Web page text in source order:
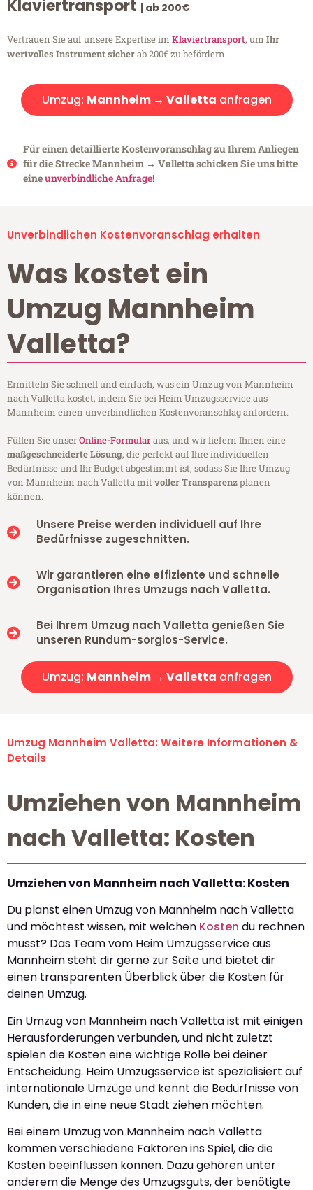
Klaviertransport | ab 200€
Vertrauen Sie auf unsere Expertise im Klaviertransport, um Ihr
wertvolles Instrument sicherab 200€ zu befördern.
Umzug: Mannheim → Valletta anfragen
Für einen detaillierte Kostenvoranschlag zu Ihrem Anliegen
für die Strecke Mannheim → Valletta schicken Sie uns bitte
eineunverbindliche Anfrage!
Unverbindlichen Kostenvoranschlag erhalten
Was kostet ein
Umzug Mannheim
Valletta?
Ermitteln Sie schnell und einfach, was ein Umzug von Mannheim
nach Valletta kostet, indem Sie bei Heim Umzugsservice aus
Mannheim einen unverbindlichen Kostenvoranschlag anfordern.
Füllen Sie unserOnline-Formularaus, und wir liefern Ihnen eine
maßgeschneiderte Lösung, die perfekt auf Ihre individuellen
Bedürfnisse und Ihr Budget abgestimmt ist, sodass Sie Ihre Umzug
von Mannheim nach Valletta mitvoller Transparenzplanen
können.
Unsere Preise werden individuell auf Ihre
Bedürfnisse zugeschnitten.
Wir garantieren eine effiziente und schnelle
Organisation Ihres Umzugs nach Valletta.
Bei Ihrem Umzug nach Valletta genießen Sie
unseren Rundum-sorglos-Service.
Umzug: Mannheim → Valletta anfragen
Umzug Mannheim Valletta: Weitere Informationen &
Details
Umziehen von Mannheim
nach Valletta: Kosten
Umziehen von Mannheim nach Valletta: Kosten
Du planst einen Umzug von Mannheim nach Valletta
und möchtest wissen, mit welchen Kosten du rechnen
musst? Das Team vom Heim Umzugsservice aus
Mannheim steht dir gerne zur Seite und bietet dir
einen transparenten Überblick über die Kosten für
deinen Umzug.
Ein Umzug von Mannheim nach Valletta ist mit einigen
Herausforderungen verbunden, und nicht zuletzt
spielen die Kosten eine wichtige Rolle bei deiner
Entscheidung. Heim Umzugsservice ist spezialisiert auf
internationale Umzüge und kennt die Bedürfnisse von
Kunden, die in eine neue Stadt ziehen möchten.
Bei einem Umzug von Mannheim nach Valletta
kommen verschiedene Faktoren ins Spiel, die die
Kosten beeinflussen können. Dazu gehören unter
anderem die Menge des Umzugsguts, der benötigte